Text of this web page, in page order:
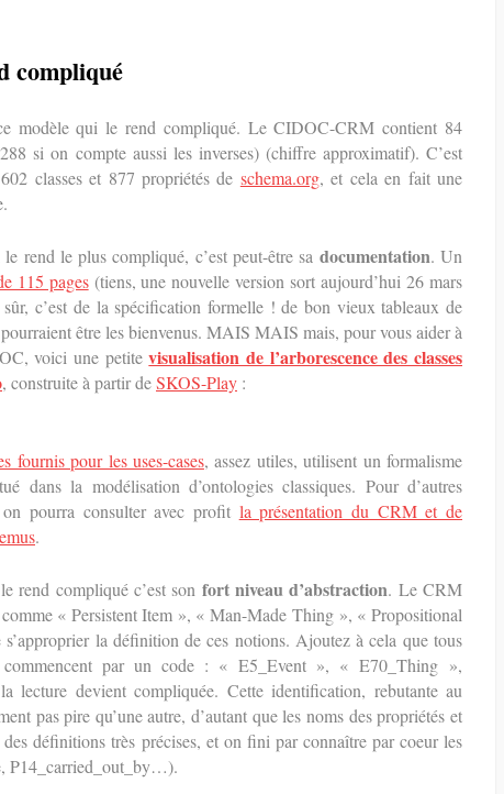
compliqué
modèle qui le rend compliqué. Le CIDOC-CRM contient 84
si on compte aussi les inverses) (chiffre approximatif). C’est
classes et 877 propriétés de schema.org, et cela en fait une
rend le plus compliqué, c’est peut-être sa documentation. Un
115 pages(tiens, une nouvelle version sort aujourd’hui 26 mars
sûr, c’est de la spécification formelle ! de bon vieux tableaux de
être les bienvenus. MAIS MAIS mais, pour vous aider à
voici une petitevisualisation de l’arborescence des classes
, construite à partir deSKOS-Play :
fournis pour les uses-cases, assez utiles, utilisent un formalisme
dans la modélisation d’ontologies classiques. Pour d’autres
pourra consulter avec profit la présentation du CRM et de
.
rend compliqué c’est son fort niveau d’abstraction. Le CRM
« Persistent Item », « Man-Made Thing », « Propositional
la définition de ces notions. Ajoutez à cela que tous
par un code : « E5_Event », « E70_Thing »,
lecture devient compliquée. Cette identification, rebutante au
pas pire qu’une autre, d’autant que les noms des propriétés et
des définitions très précises, et on fini par connaître par coeur les
P14_carried_out_by…).